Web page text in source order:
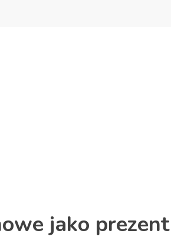
jako prezent